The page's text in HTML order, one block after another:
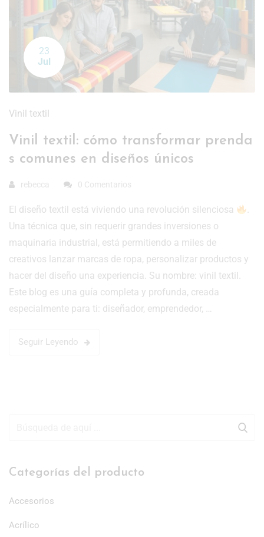
23
Jul
Vinil textil
Vinil textil: cómo transformar prenda
s comunes en diseños únicos
rebecca 0 Comentarios
El diseño textil está viviendo una revolución silenciosa
Una técnica que, sin requerir grandes inversiones o
maquinaria industrial, está permitiendo a miles de
creativos lanzar marcas de ropa, personalizar productos y
hacer del diseño una experiencia. Su nombre: vinil textil.
Este blog es una guía completa y profunda, creada
especialmente para ti: diseñador, emprendedor, …
Seguir Leyendo
Categorías del producto
Accesorios
Acrílico